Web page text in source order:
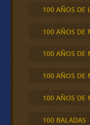
100 AÑOS DE
100 AÑOS DE
100 AÑOS DE
100 AÑOS DE
100 AÑOS DE
100 BALADAS